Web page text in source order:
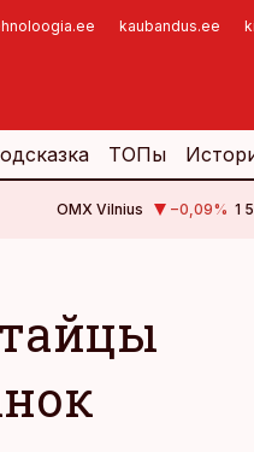
kaubandus.ee
ТОПы
OMX Vilnius −0,09% 1